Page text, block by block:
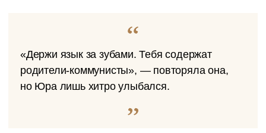
«Держи язык за зубами. Тебя содержат
родители-коммунисты», — повторяла она,
но Юра лишь хитро улыбался.